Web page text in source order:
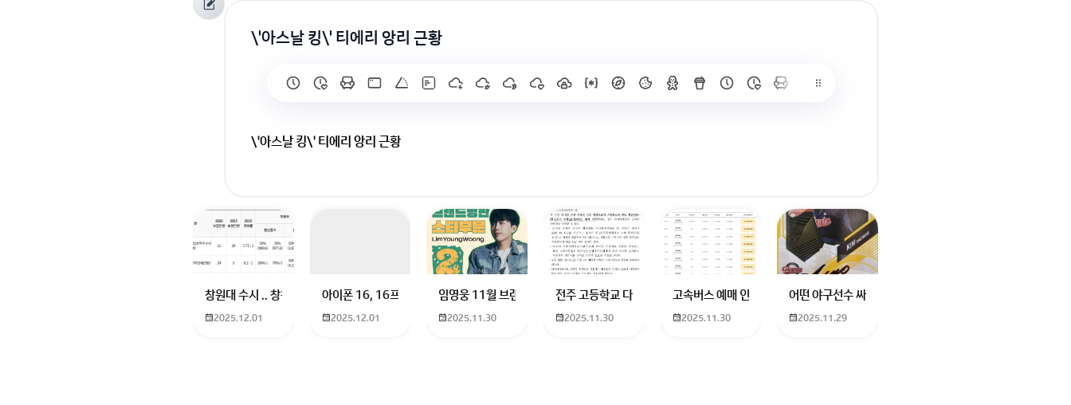
\'아스날 킹\' 티에리 앙리 근황
\'아스날 킹\' 티에리 앙리 근황
회원가입 혹은 광고 [X]를 누르면 내용이 보입니다
창원대 수시 .. 창원대를 목표로 하고 있는 09년생입니다 지금 제 내신이 5등급제 기준으로
2025.12.01
아이폰 16, 16프로 케이스 호환 가능한가요? 16을 쓰고 있는데 일반형은 케이스가 많이 없고 프로형은 많아서
2025.12.01
임영웅 11월 브랜드평판 순위 알고싶어요 임영웅 11월 브랜드평판에서 스타부문에서의 임영웅 순위 알고싶어요
2025.11.30
전주 고등학교 다자녀 제가 2027학년도 고등학교 입학생인데요 지망하는 학교가 전주 한일고인데 1. 다자녀
2025.11.30
고속버스 예매 인천공항에서 대전으로 가는 버스를 이용하려하는데 버스 노선이 인천
2025.11.30
어떤 야구선수 싸인일까요? 제가 옛날에 롯데 자이언츠 선수
2025.11.29